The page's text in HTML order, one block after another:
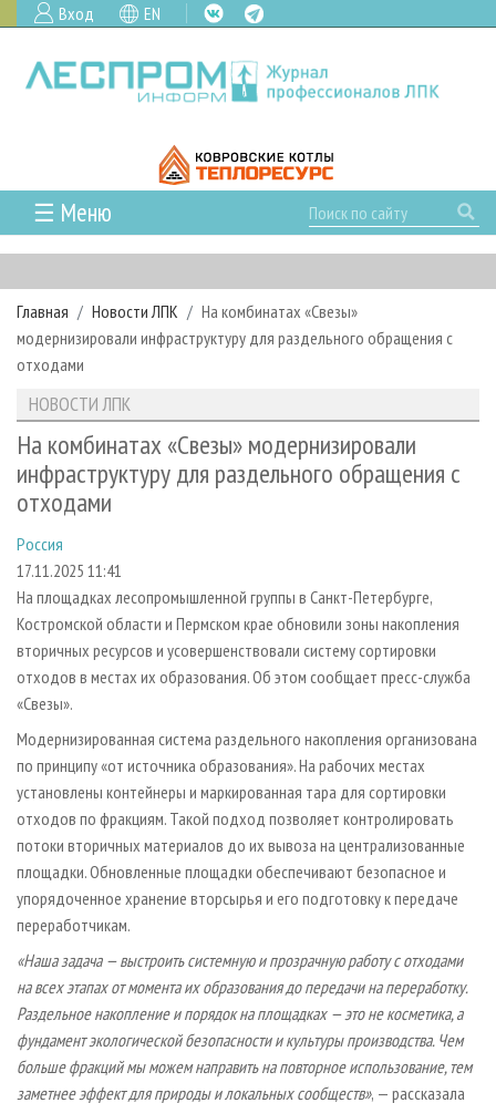
Вход EN
☰ Меню
ГЛАВНАЯ
РУБРИКИ И ТЕМЫ
РУБРИКИ ЖУРНАЛА
ЛЕСНОЕ ХОЗЯЙСТВО
ЛЕСОЗАГОТОВКА
ЛЕСОПИЛЕНИЕ
ДЕРЕВООБРАБОТКА
СУШКА ДРЕВЕСИНЫ
ПРОИЗВОДСТВО ДРЕВЕСНЫХ ПЛИТ
ДЕРЕВЯННОЕ ДОМОСТРОЕНИЕ
ПРОИЗВОДСТВО МЕБЕЛИ
БИОЭНЕРГЕТИКА
ЦБП
ИНСТРУМЕНТ И МАТЕРИАЛЫ
НОВОСТИ
КАЛЕНДАРЬ СОБЫТИЙ
НОВОСТИ ЛПК
НОВОСТИ ЖУРНАЛА
НОВОСТИ КОМПАНИЙ
ПРОЕКТЫ ЛПИ
АНАЛИТИКА
ПРЕДПРИЯТИЯ ЛПК
ЛЕСНЫЕ РЕГИОНЫ РОССИИ
ПЕРСОНЫ
МОБИЛЬНЫЕ ВЫСТАВКИ
ОФИЦИАЛЬНЫЕ ДЕЛЕГАЦИИ
ПРИОРИТЕТНЫЕ ИНВЕСТПРОЕКТЫ
RUSSIAN FORESTRY REVIEW
ГАЗЕТА ЛЕСПРОМФОРУМ
БИБЛИОТЕКА СПЕЦИАЛИСТА
АРХИВ
АРХИВ ЖУРНАЛОВ
СТАТЬИ
О ЖУРНАЛЕ
ПОДПИСКА
КОНТАКТЫ
РЕКЛАМОДАТЕЛЯМ
РЕКЛАМА
РЕКЛАМА НА САЙТЕ
Главная Новости ЛПК
На комбинатах «Свезы»
модернизировали инфраструктуру для раздельного обращения с
отходами
НОВОСТИ ЛПК
На комбинатах «Свезы» модернизировали
инфраструктуру для раздельного обращения с
отходами
Россия
17.11.2025 11:41
На площадках лесопромышленной группы в Санкт-Петербурге,
Костромской области и Пермском крае обновили зоны накопления
вторичных ресурсов и усовершенствовали систему сортировки
отходов в местах их образования. Об этом сообщает пресс-служба
«Свезы».
Модернизированная система раздельного накопления организована
по принципу «от источника образования». На рабочих местах
установлены контейнеры и маркированная тара для сортировки
отходов по фракциям. Такой подход позволяет контролировать
потоки вторичных материалов до их вывоза на централизованные
площадки. Обновленные площадки обеспечивают безопасное и
упорядоченное хранение вторсырья и его подготовку к передаче
переработчикам.
«Наша задача — выстроить системную и прозрачную работу с отходами
на всех этапах от момента их образования до передачи на переработку.
Раздельное накопление и порядок на площадках — это не косметика, а
фундамент экологической безопасности и культуры производства. Чем
больше фракций мы можем направить на повторное использование, тем
заметнее эффект для природы и локальных сообществ», — рассказала